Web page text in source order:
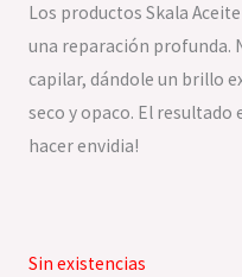
Los productos Skala
una reparación profunda.
capilar, dándole un brillo
seco y opaco. El resultado
hacer envidia!
Sin existencias